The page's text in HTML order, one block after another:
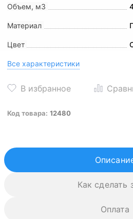
Объем, м3
Материал
Цвет
Все характеристики
Код товара: 12480
Как сделать
Оплата